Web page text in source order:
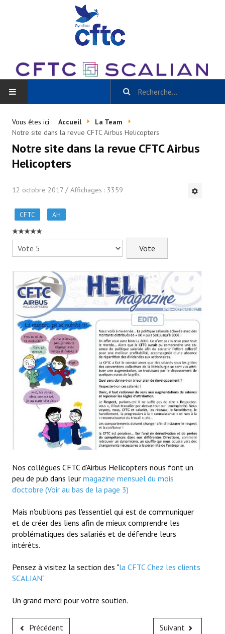
Toutes les catégories
- Scalian Inside
- - Slidehow Actu CSE et +
- - Slidehow La Gazette SCALIAN
- Vos Droits
- Le Bistrot
Recherche avancée
NEWSLET'IN
S'inscrire à la Newletter Linkedin
LA TEAM
Liens CFTC
Rejoignez Nous !
La CFTC Chez SCALIAN
> La Team en action
CONTACT
Formulaire de contact
- Via l'Intranet SCALIAN
- Via le site Internet du CSE SCALIAN
- Via la BAL SCALIAN
Vous êtes ici : Accueil
La Team
Notre site dans la revue CFTC Airbus Helicopters
Notre site dans la revue CFTC Airbus
Helicopters
12 octobre 2017 Affichages : 3359
CFTC AH
Veuillez
voter
Nos collègues CFTC d'Airbus Helicopters nous font un
peu de pub dans leur magazine mensuel du mois
d'octobre (Voir au bas de la page 3)
Mais n'oublions pas l'essentiel qui est de communiquer
et de créer des liens afin de mieux comprendre les
problématiques des salariés et de défendre leurs
intérêts.
Pensez à visitez la section des "la CFTC Chez les clients
SCALIAN"
Un grand merci pour votre soutien.
Précédent Suivant